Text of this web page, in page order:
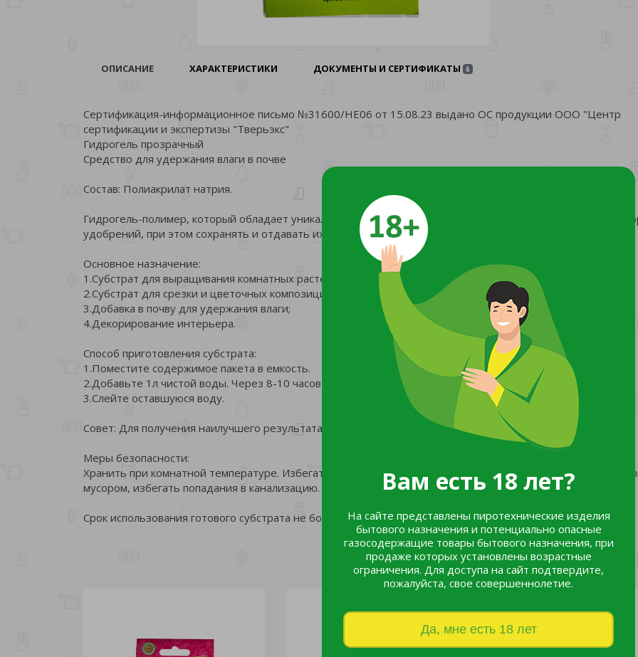
Вам есть 18 лет?
На сайте представлены пиротехнические изделия
бытового назначения и потенциально опасные
газосодержащие товары бытового назначения, при
продаже которых установлены возрастные
ограничения. Для доступа на сайт подтвердите,
пожалуйста, свое совершеннолетие.
Да, мне есть 18 лет
ОПИСАНИЕ ХАРАКТЕРИСТИКИ ДОКУМЕНТЫ И СЕРТИФИКАТЫ 6
Сертификация-информационное письмо №31600/НЕ06 от 15.08.23 выдано ОС продукции ООО "Центр
сертификации и экспертизы "Тверьэкс"
Гидрогель прозрачный
Средство для удержания влаги в почве
Состав: Полиакрилат натрия.
Гидрогель-полимер, который обладает уникальной способностью поглащать и удерживать воду и
удобрений, при этом сохранять и отдавать их длительное время.
Основное назначение:
1.Субстрат для выращивания комнатных растений;
2.Субстрат для срезки и цветочных композиций;
3.Добавка в почву для удержания влаги;
4.Декорирование интерьера.
Способ приготовления субстрата:
1.Поместите содержимое пакета в емкость.
2.Добавьте 1л чистой воды. Через 8-10 часов субстрат готов.
3.Слейте оставшуюся воду.
Совет: Для получения наилучшего результата рекомендуем залить гранулы теплой водой.
Меры безопасности:
Хранить при комнатной температуре. Избегать попадания прямых солнечных лучей. Утилизация с
мусором, избегать попадания в канализацию. Беречь от детей.
Срок использования готового субстрата не более 1 года.